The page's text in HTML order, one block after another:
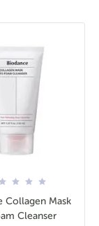
Collagen Mask
Cleanser